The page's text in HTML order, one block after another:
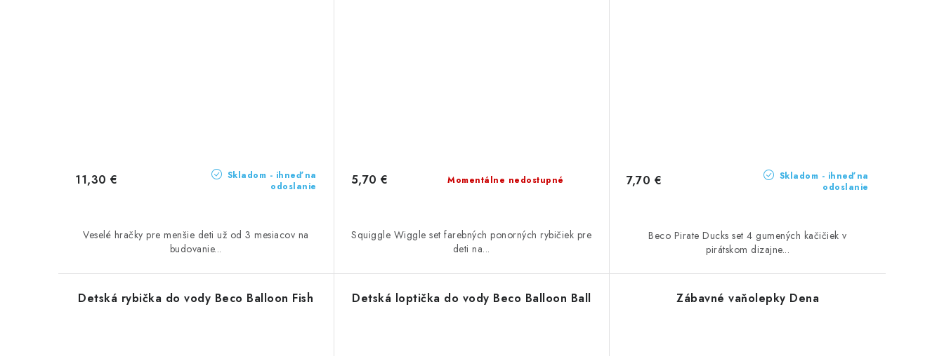
Skladom - ihneď na
odoslanie
11,30 €
Veselé hračky pre menšie deti už od 3 mesiacov na
budovanie...
Momentálne nedostupné
5,70 €
Squiggle Wiggle set farebných ponorných rybičiek pre
deti na...
Skladom - ihneď na
odoslanie
7,70 €
Beco Pirate Ducks set 4 gumených kačičiek v
pirátskom dizajne...
Detská rybička do vody Beco Balloon Fish Detská loptička do vody Beco Balloon Ball Zábavné vaňolepky Dena